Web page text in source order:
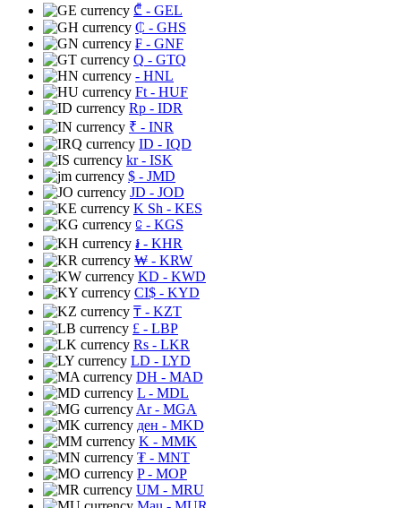
₾ - GEL
₵ - GHS
₣ - GNF
Q - GTQ
- HNL
Ft - HUF
Rp - IDR
₹ - INR
ID - IQD
kr- ISK
$ - JMD
JD - JOD
K Sh - KES
⃀ - KGS
៛ - KHR
₩ - KRW
KD - KWD
CI$ - KYD
₸ - KZT
£ - LBP
Rs - LKR
LD - LYD
DH - MAD
L - MDL
Ar- MGA
ден - MKD
K - MMK
₮ - MNT
P- MOP
UM - MRU